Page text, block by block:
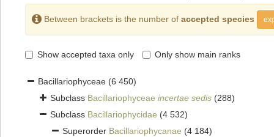
Between brackets is the number of accepted species
Show accepted taxa only Only show main ranks
Bacillariophyceae (6 450)
Subclass Bacillariophyceae incertae sedis (288)
Subclass Bacillariophycidae (4 532)
Superorder Bacillariophycanae (4 184)